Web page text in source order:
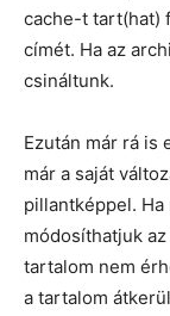
cache-t tart(hat)
címét. Ha az
csináltunk.
Ezután már rá is
már a saját
pillantképpel.
módosíthatjuk
tartalom nem
a tartalom